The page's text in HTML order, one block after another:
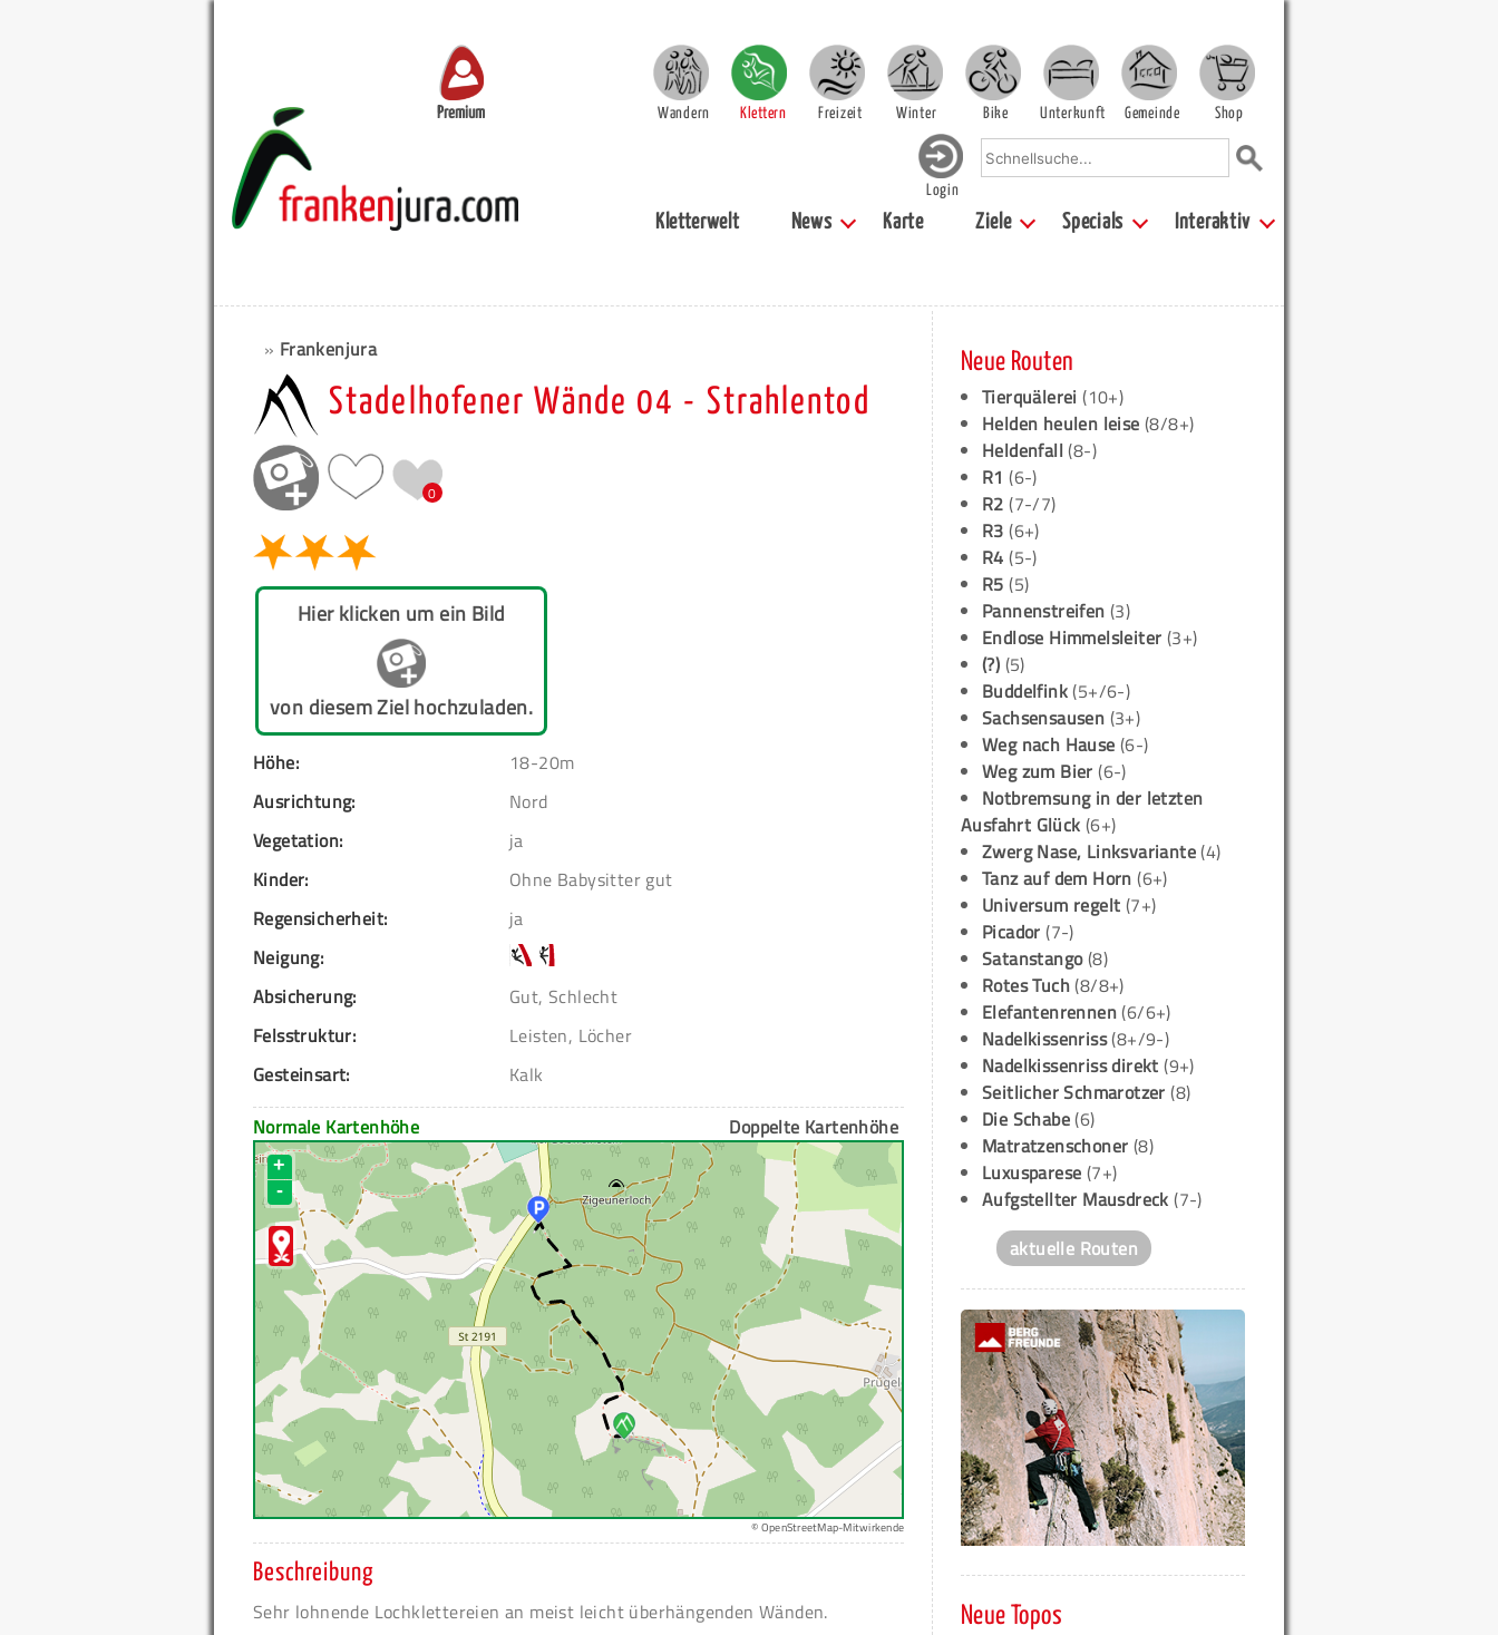
Premium Wandern Klettern Freizeit Winter Bike Unterkunft Gemeinde Shop
Login
Kletterwelt News Karte Ziele Specials Interaktiv
» Frankenjura
Stadelhofener Wände 04 - Strahlentod
0
Hier klicken um ein Bild
von diesem Ziel hochzuladen.
Höhe:
18-20m
Ausrichtung:
Nord
Vegetation:
ja
Kinder:
Ohne Babysitter gut
Regensicherheit:
ja
Neigung:
Absicherung:
Gut, Schlecht
Felsstruktur:
Leisten, Löcher
Gesteinsart:
Kalk
Normale Kartenhöhe
Doppelte Kartenhöhe
+
-
© OpenStreetMap-Mitwirkende
Beschreibung
Sehr lohnende Lochklettereien an meist leicht überhängenden Wänden.
Neue Routen
Tierquälerei (10+)
Helden heulen leise(8/8+)
Heldenfall(8-)
R1 (6-)
R2 (7-/7)
R3 (6+)
R4 (5-)
R5 (5)
Pannenstreifen (3)
Endlose Himmelsleiter (3+)
(?) (5)
Buddelfink(5+/6-)
Sachsensausen (3+)
Weg nach Hause (6-)
Weg zum Bier (6-)
Notbremsung in der letzten
Ausfahrt Glück (6+)
Zwerg Nase, Linksvariante(4)
Tanz auf dem Horn (6+)
Universum regelt (7+)
Picador (7-)
Satanstango(8)
Rotes Tuch(8/8+)
Elefantenrennen(6/6+)
Nadelkissenriss(8+/9-)
Nadelkissenriss direkt (9+)
Seitlicher Schmarotzer (8)
Die Schabe(6)
Matratzenschoner (8)
Luxusparese (7+)
Aufgstellter Mausdreck (7-)
aktuelle Routen
Neue Topos